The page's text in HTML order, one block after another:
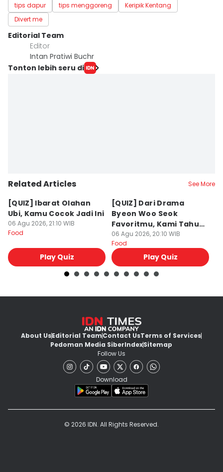
tips dapur tips menggoreng
Keripik Kentang
Divert me
Editorial Team
Editor
Intan Pratiwi Buchr
Tonton lebih seru di
Related Articles See More
[QUIZ] Ibarat Olahan
Ubi, Kamu Cocok Jadi Ini
06 Agu 2026, 21:10 WIB
Food
Play Quiz
[QUIZ] Dari Drama
Byeon Woo Seok
Favoritmu, Kami Tahu
Makanan yang Cocok
untukmu
06 Agu 2026, 20:10 WIB
Food
Play Quiz
About UsEditorial TeamContact UsTerms of Services
Pedoman Media SiberIndexSitemap
Follow Us
Download
© 2026 IDN. All Rights Reserved.